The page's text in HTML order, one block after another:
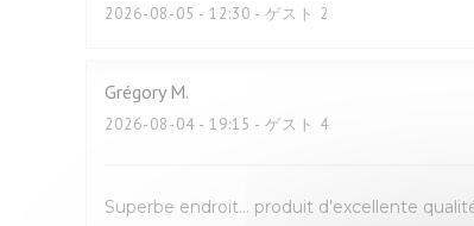
2026-08-05 - 12:30 - ゲスト 2
Grégory M
2026-08-04 - 19:15 - ゲスト 4
Superbe endroit… produit d’excellente